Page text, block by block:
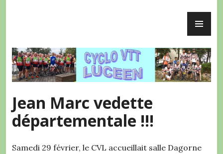
Jean Marc vedette
départementale !!!
Samedi 29 février, le CVL accueillait salle Dagorne